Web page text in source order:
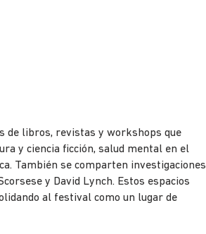
de libros, revistas y workshops que
y ciencia ficción, salud mental en el
También se comparten investigaciones
y David Lynch. Estos espacios
al festival como un lugar de